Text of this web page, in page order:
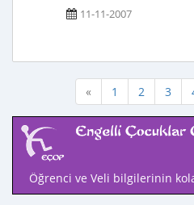
11-11-2007
« 1 2 3
Öğrenci ve Veli bilgilerinin